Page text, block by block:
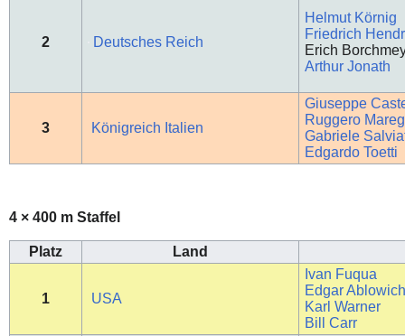
2 Deutsches Reich
Helmut Körnig
Friedrich
Erich
Arthur Jonath
3 Königreich Italien
Giuseppe
Ruggero
Gabriele
Edgardo Toetti
4 × 400 m Staffel
Platz Land
1 USA
Ivan Fuqua
Edgar
Karl Warner
Bill Carr